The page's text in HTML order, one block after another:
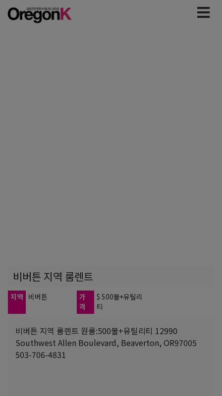
비버튼 지역 룸렌트
지역 비버튼
가
격
$ 500불+유틸리
티
비버튼 지역 룸렌트 원룸:500불+유틸리티 12990
Southwest Allen Boulevard, Beaverton, OR97005
503-706-4831